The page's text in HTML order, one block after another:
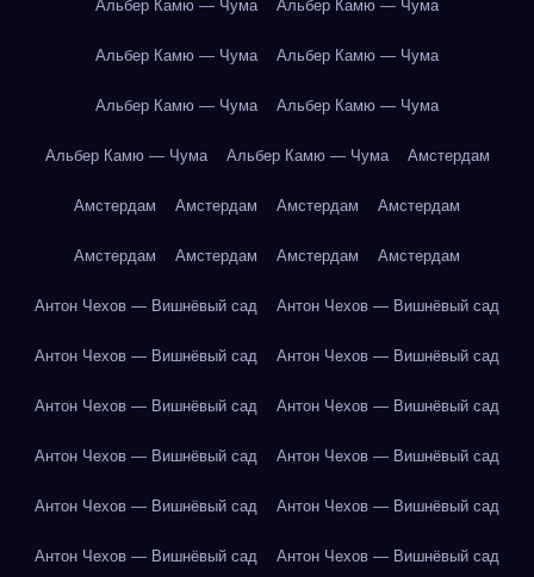
Альбер Камю — Чума Альбер Камю — Чума
Альбер Камю — Чума Альбер Камю — Чума
Альбер Камю — Чума Альбер Камю — Чума
Альбер Камю — Чума Альбер Камю — Чума Амстердам
Амстердам Амстердам Амстердам Амстердам
Амстердам Амстердам Амстердам Амстердам
Антон Чехов — Вишнёвый сад Антон Чехов — Вишнёвый сад
Антон Чехов — Вишнёвый сад Антон Чехов — Вишнёвый сад
Антон Чехов — Вишнёвый сад Антон Чехов — Вишнёвый сад
Антон Чехов — Вишнёвый сад Антон Чехов — Вишнёвый сад
Антон Чехов — Вишнёвый сад Антон Чехов — Вишнёвый сад
Антон Чехов — Вишнёвый сад Антон Чехов — Вишнёвый сад